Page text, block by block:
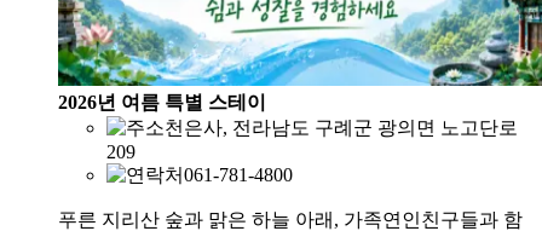
2026년 여름 특별 스테이
천은사, 전라남도 구례군 광의면 노고단로
209
061-781-4800
푸른 지리산 숲과 맑은 하늘 아래, 가족연인친구들과 함